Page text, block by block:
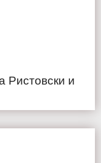
Ристовски и